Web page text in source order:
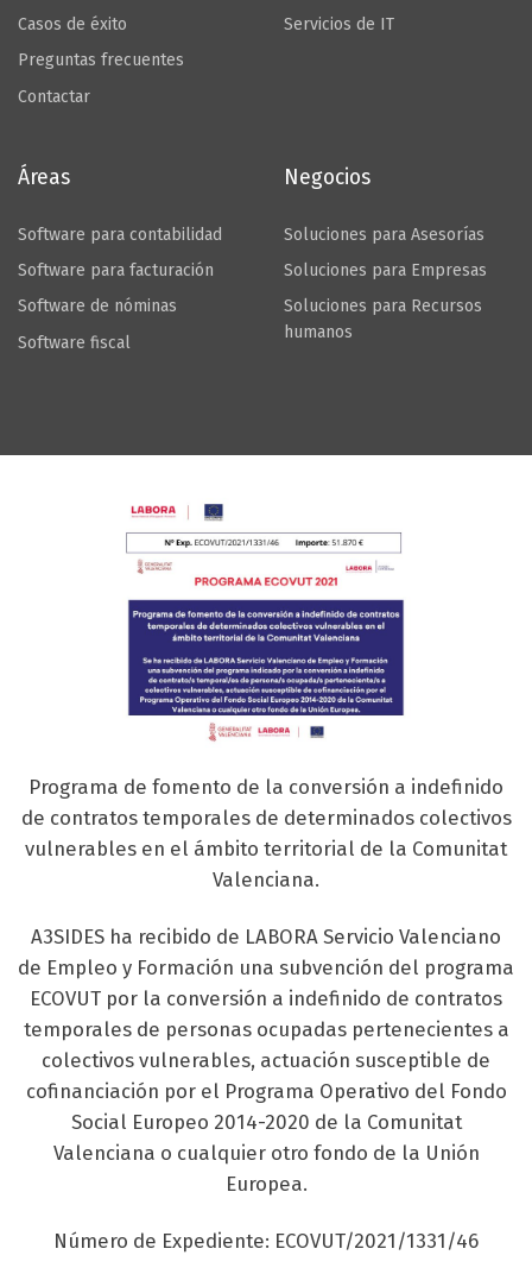
Casos de éxito
Preguntas frecuentes
Contactar
Servicios de IT
Áreas
Software para contabilidad
Software para facturación
Software de nóminas
Software fiscal
Negocios
Soluciones para Asesorías
Soluciones para Empresas
Soluciones para Recursos
humanos
Programa de fomento de la conversión a indefinido
de contratos temporales de determinados colectivos
vulnerables en el ámbito territorial de la Comunitat
Valenciana.
A3SIDES ha recibido de LABORA Servicio Valenciano
de Empleo y Formación una subvención del programa
ECOVUT por la conversión a indefinido de contratos
temporales de personas ocupadas pertenecientes a
colectivos vulnerables, actuación susceptible de
cofinanciación por el Programa Operativo del Fondo
Social Europeo 2014-2020 de la Comunitat
Valenciana o cualquier otro fondo de la Unión
Europea.
Número de Expediente: ECOVUT/2021/1331/46